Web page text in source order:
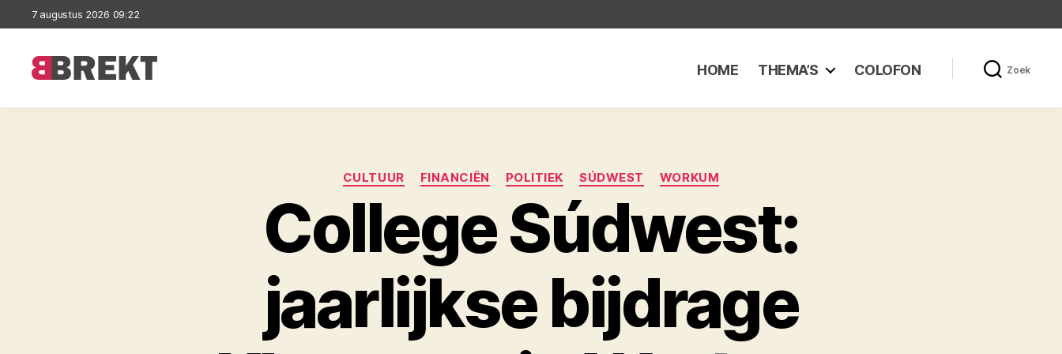
7 augustus 2026 09:22
HOME THEMA’S COLOFON Zoek
Categorieën
CULTUUR FINANCIËN POLITIEK SÚDWEST WORKUM
College Súdwest:
jaarlijkse bijdrage